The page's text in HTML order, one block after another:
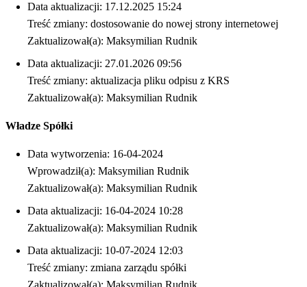
Data aktualizacji: 17.12.2025 15:24
Treść zmiany: dostosowanie do nowej strony internetowej
Zaktualizował(a): Maksymilian Rudnik
Data aktualizacji: 27.01.2026 09:56
Treść zmiany: aktualizacja pliku odpisu z KRS
Zaktualizował(a): Maksymilian Rudnik
Władze Spółki
Data wytworzenia: 16-04-2024
Wprowadził(a): Maksymilian Rudnik
Zaktualizował(a): Maksymilian Rudnik
Data aktualizacji: 16-04-2024 10:28
Zaktualizował(a): Maksymilian Rudnik
Data aktualizacji: 10-07-2024 12:03
Treść zmiany: zmiana zarządu spółki